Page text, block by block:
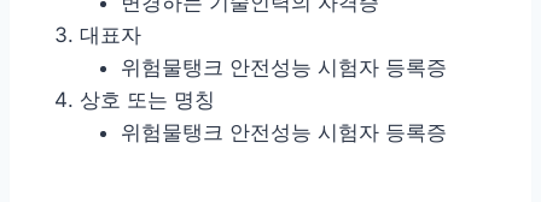
대표자
위험물탱크 안전성능 시험자 등록증
상호 또는 명칭
위험물탱크 안전성능 시험자 등록증